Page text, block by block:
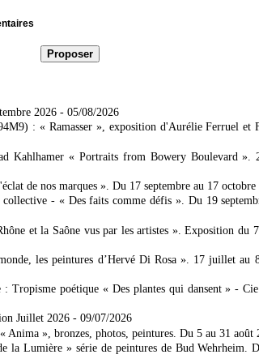
2026 - 05/08/2026
: « Ramasser », exposition d'Aurélie Ferruel et
Kahlhamer « Portraits from Bowery Boulevard ».
de nos marques ». Du 17 septembre au 17 octobre
- « Des faits comme défis ». Du 19
et la Saône vus par les artistes ». Exposition du
les peintures d’Hervé Di Rosa ». 17 juillet au
: Tropisme poétique « Des plantes qui dansent » -
Juillet 2026 - 09/07/2026
», bronzes, photos, peintures. Du 5 au 31 août
la Lumière » série de peintures de Bud Wehrheim.